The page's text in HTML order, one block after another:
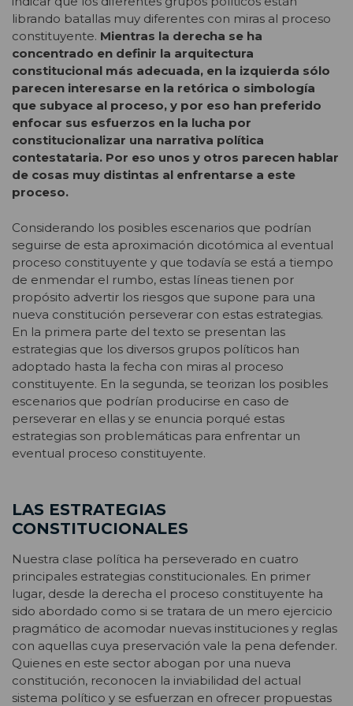
librando batallas muy diferentes con miras al proceso
constituyente. Mientras la derecha se ha
concentrado en definir la arquitectura
constitucional más adecuada, en la izquierda sólo
parecen interesarse en la retórica o simbología
que subyace al proceso, y por eso han preferido
enfocar sus esfuerzos en la lucha por
constitucionalizar una narrativa política
contestataria. Por eso unos y otros parecen hablar
de cosas muy distintas al enfrentarse a este
proceso.
Considerando los posibles escenarios que podrían
seguirse de esta aproximación dicotómica al eventual
proceso constituyente y que todavía se está a tiempo
de enmendar el rumbo, estas líneas tienen por
propósito advertir los riesgos que supone para una
nueva constitución perseverar con estas estrategias.
En la primera parte del texto se presentan las
estrategias que los diversos grupos políticos han
adoptado hasta la fecha con miras al proceso
constituyente. En la segunda, se teorizan los posibles
escenarios que podrían producirse en caso de
perseverar en ellas y se enuncia porqué estas
estrategias son problemáticas para enfrentar un
eventual proceso constituyente.
LAS ESTRATEGIAS
CONSTITUCIONALES
Nuestra clase política ha perseverado en cuatro
principales estrategias constitucionales. En primer
lugar, desde la derecha el proceso constituyente ha
sido abordado como si se tratara de un mero ejercicio
pragmático de acomodar nuevas instituciones y reglas
con aquellas cuya preservación vale la pena defender.
Quienes en este sector abogan por una nueva
constitución, reconocen la inviabilidad del actual
sistema político y se esfuerzan en ofrecer propuestas